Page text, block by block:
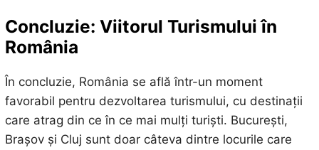
Concluzie: Viitorul Turismului în
România
În concluzie, România se află într-un moment
favorabil pentru dezvoltarea turismului, cu destinații
care atrag din ce în ce mai mulți turiști. București,
Brașov și Cluj sunt doar câteva dintre locurile care